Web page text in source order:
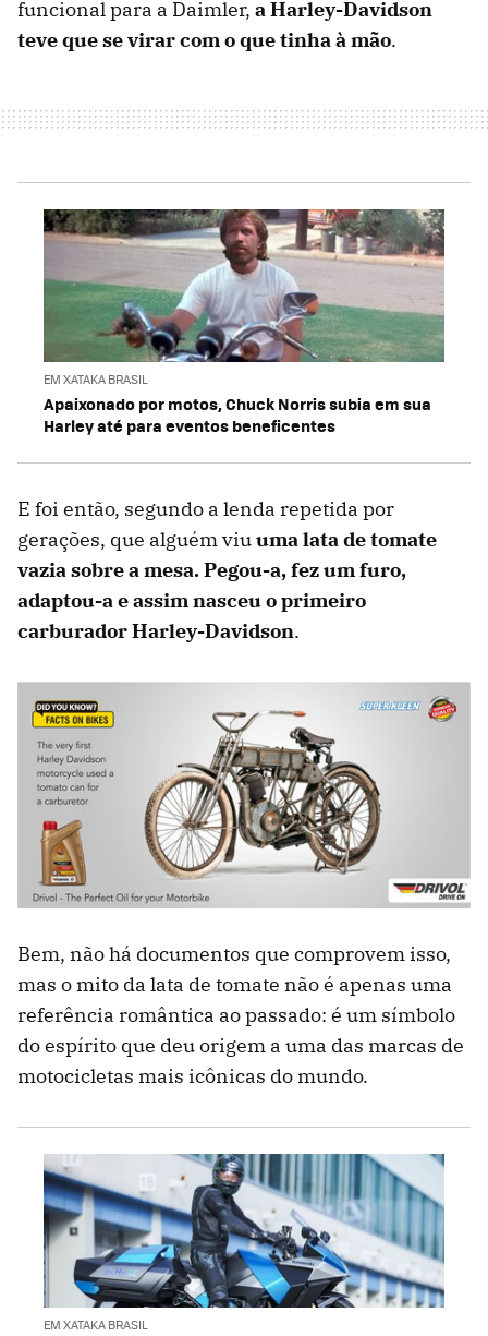
funcional para a Daimler, a Harley-Davidson
teve que se virar com o que tinha à mão.
EM XATAKA BRASIL
Apaixonado por motos, Chuck Norris subia em sua
Harley até para eventos beneficentes
E foi então, segundo a lenda repetida por
gerações, que alguém viuuma lata de tomate
vazia sobre a mesa. Pegou-a, fez um furo,
adaptou-a e assim nasceu o primeiro
carburador Harley-Davidson.
Bem, não há documentos que comprovem isso,
mas o mito da lata de tomate não é apenas uma
referência romântica ao passado: é um símbolo
do espírito que deu origem a uma das marcas de
motocicletas mais icônicas do mundo.
EM XATAKA BRASIL